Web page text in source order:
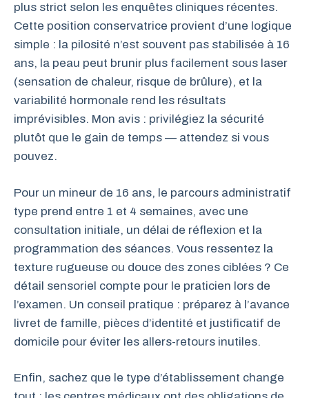
plus strict selon les enquêtes cliniques récentes.
Cette position conservatrice provient d’une logique
simple : la pilosité n’est souvent pas stabilisée à 16
ans, la peau peut brunir plus facilement sous laser
(sensation de chaleur, risque de brûlure), et la
variabilité hormonale rend les résultats
imprévisibles. Mon avis : privilégiez la sécurité
plutôt que le gain de temps — attendez si vous
pouvez.
Pour un mineur de 16 ans, le parcours administratif
type prend entre 1 et 4 semaines, avec une
consultation initiale, un délai de réflexion et la
programmation des séances. Vous ressentez la
texture rugueuse ou douce des zones ciblées ? Ce
détail sensoriel compte pour le praticien lors de
l’examen. Un conseil pratique : préparez à l’avance
livret de famille, pièces d’identité et justificatif de
domicile pour éviter les allers-retours inutiles.
Enfin, sachez que le type d’établissement change